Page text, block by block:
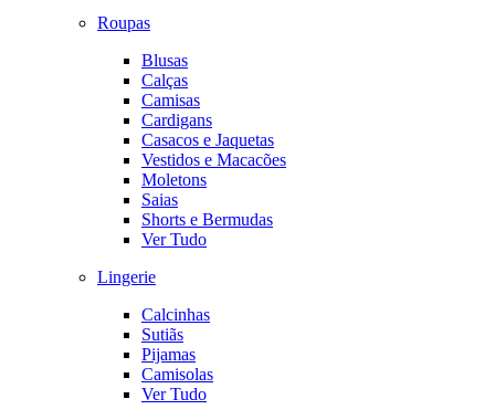
Roupas
Blusas
Calças
Camisas
Cardigans
Casacos e Jaquetas
Vestidos e Macacões
Moletons
Saias
Shorts e Bermudas
Ver Tudo
Lingerie
Calcinhas
Sutiãs
Pijamas
Camisolas
Ver Tudo